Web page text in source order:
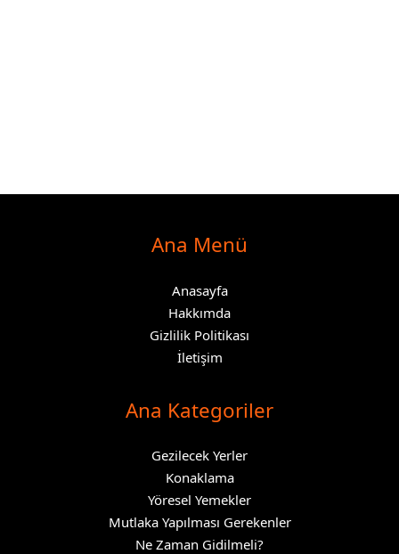
Ana Menü
Anasayfa
Hakkımda
Gizlilik Politikası
İletişim
Ana Kategoriler
Gezilecek Yerler
Konaklama
Yöresel Yemekler
Mutlaka Yapılması Gerekenler
Ne Zaman Gidilmeli?